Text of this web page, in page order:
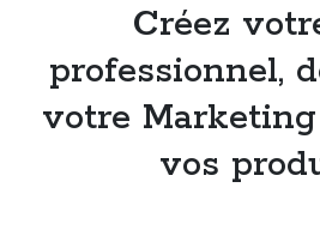
Créez
professionnel,
votre
vos